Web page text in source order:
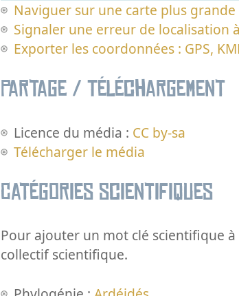
Naviguer sur une carte plus grande
Signaler une erreur de localisation
Exporter les coordonnées : GPS,
Partage / Téléchargement
Licence du média : CC by-sa
Télécharger le média
Catégories scientifiques
Pour ajouter un mot clé scientifique
collectif scientifique.